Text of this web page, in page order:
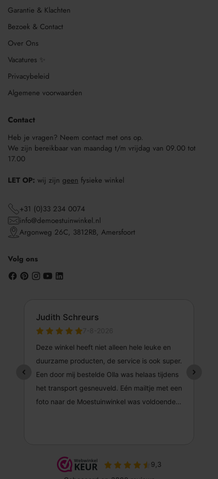
Garantie & Klachten
Bezoek & Contact
Over Ons
Vacatures ✨
Privacybeleid
Algemene voorwaarden
Contact
Heb je vragen? Neem contact met ons op.
We zijn bereikbaar van maandag t/m vrijdag van 09.00 tot
17.00
LET OP: wij zijn geen fysieke winkel
+31 (0)33 234 0074
info@demoestuinwinkel.nl
Argonweg 26C, 3812RB, Amersfoort
Volg ons